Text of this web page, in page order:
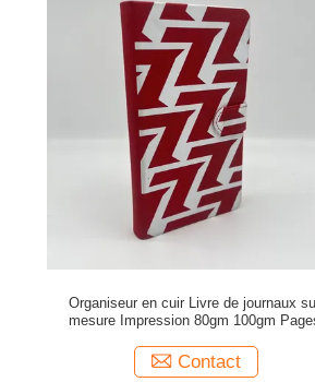
Organiseur en cuir Livre de journaux
mesure Impression 80gm 100gm
Contact